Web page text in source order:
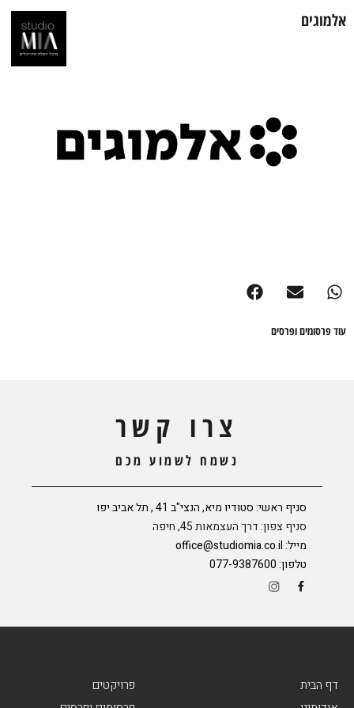
אלמוגים
עוד פרסומים ופרסים
צרו קשר
נשמח לשמוע מכם
סניף ראשי: סטודיו מיא, הנצי"ב 41 , תל אביב יפו
סניף צפון: דרך העצמאות 45, חיפה
מייל:office@studiomia.co.il
טלפון:077-9387600
דף הבית
פרויקטים